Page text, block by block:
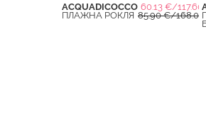
ACQUADICOCCO 60.13 €/117.60
ПЛАЖНА РОКЛЯ 85.90 €/168.01